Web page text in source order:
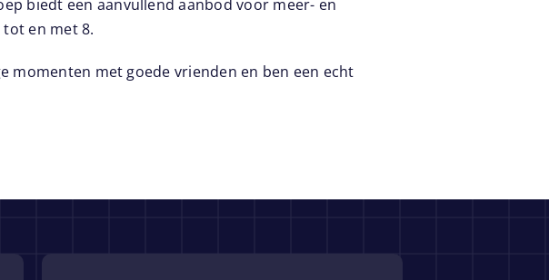
biedt een aanvullend aanbod voor meer- en
en met 8.
momenten met goede vrienden en ben een echt